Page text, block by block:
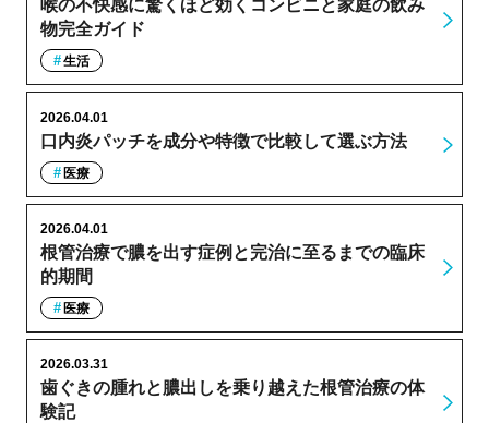
喉の不快感に驚くほど効くコンビニと家庭の飲み
物完全ガイド
生活
口内炎パッチを成分や特徴で比較して選ぶ方法
2026.04.01
医療
根管治療で膿を出す症例と完治に至るまでの臨床
的期間
2026.04.01
医療
歯ぐきの腫れと膿出しを乗り越えた根管治療の体
験記
2026.03.31